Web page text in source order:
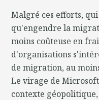
Malgré ces efforts,
qu'engendre la
moins coûteuse en
d'organisations
de migration, au
Le virage de
contexte